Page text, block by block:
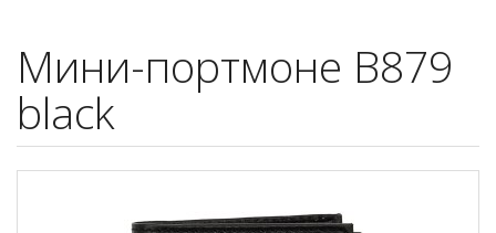
Мини-портмоне B879
black